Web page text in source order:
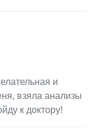
и
взяла анализы
к доктору!